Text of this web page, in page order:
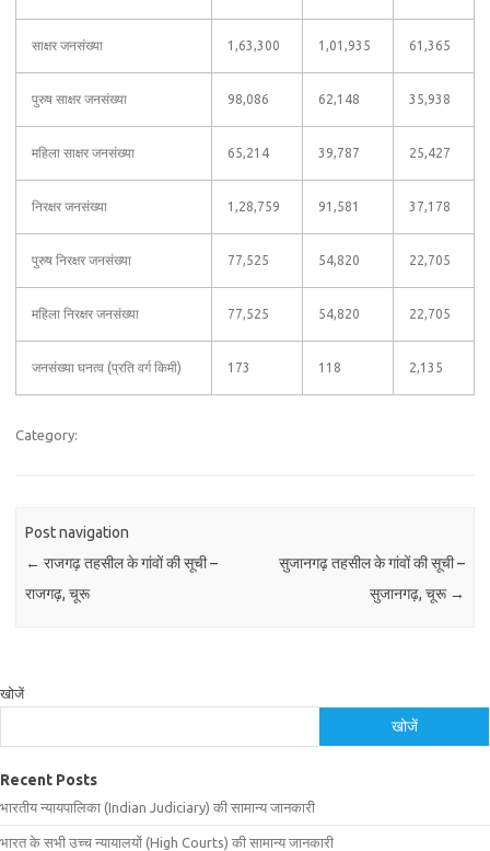
साक्षर जनसंख्या 1,63,300 1,01,935 61,365
पुरुष साक्षर जनसंख्या 98,086 62,148 35,938
महिला साक्षर जनसंख्या 65,214 39,787 25,427
निरक्षर जनसंख्या 1,28,759 91,581 37,178
पुरुष निरक्षर जनसंख्या 77,525 54,820 22,705
महिला निरक्षर जनसंख्या 77,525 54,820 22,705
जनसंख्या घनत्व (प्रति वर्ग किमी) 173 118 2,135
Category:
Post navigation
← राजगढ़ तहसील के गांवों की सूची –
राजगढ़, चूरू
सुजानगढ़ तहसील के गांवों की सूची –
सुजानगढ़, चूरू →
खोजें
खोजें
Recent Posts
भारतीय न्यायपालिका (Indian Judiciary) की सामान्य जानकारी
भारत के सभी उच्च न्यायालयों (High Courts) की सामान्य जानकारी